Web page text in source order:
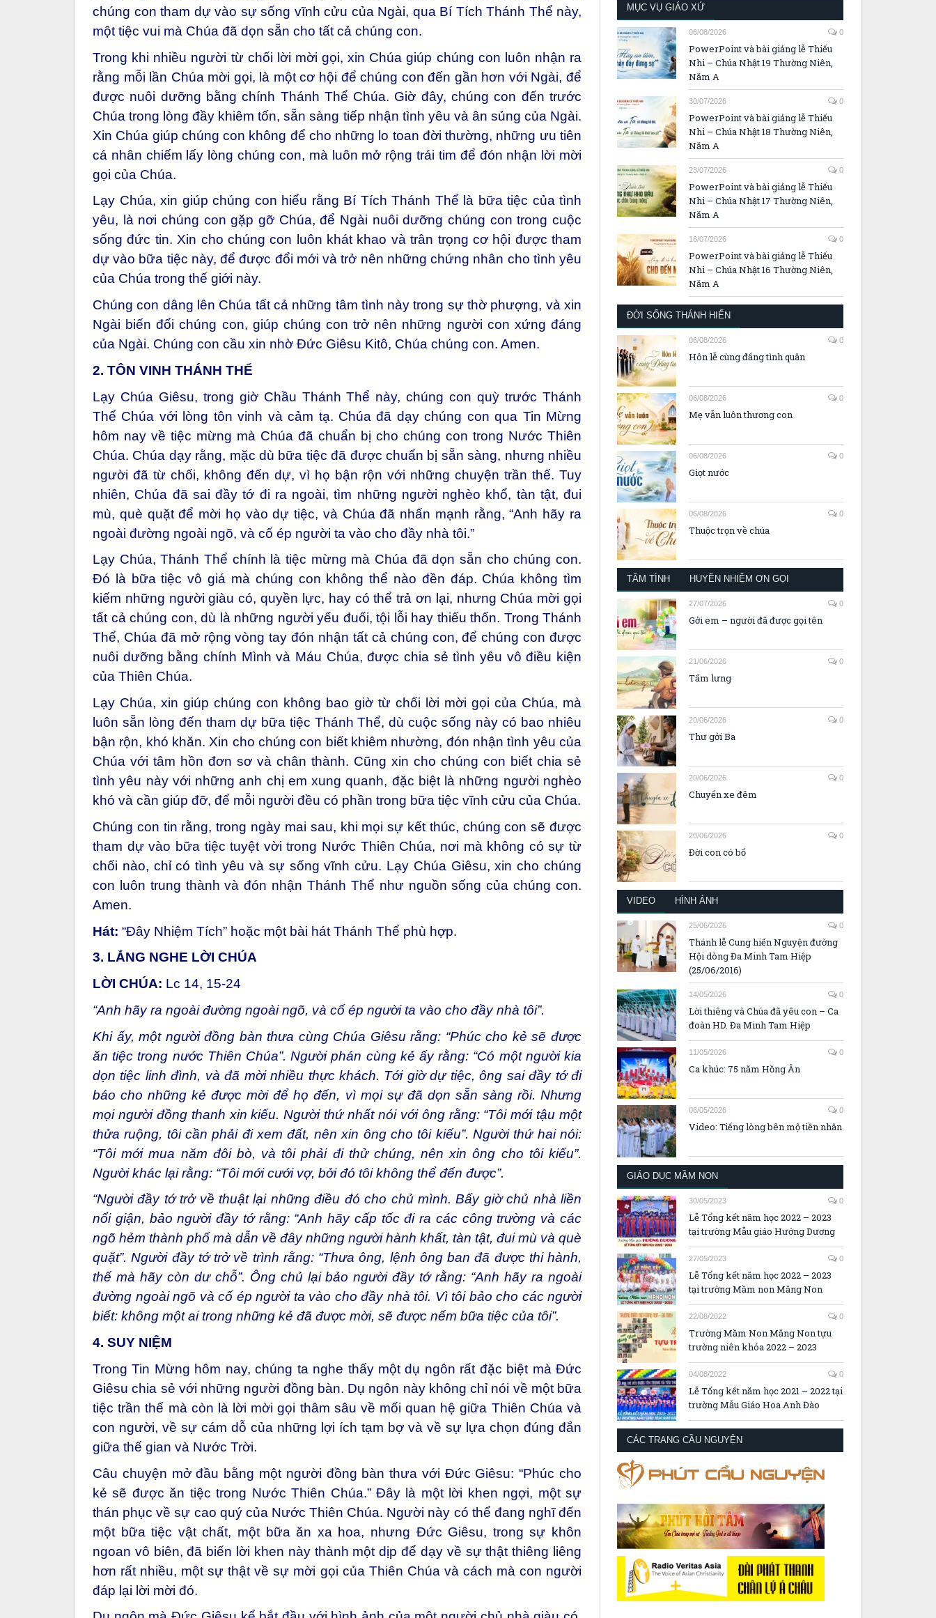
chúng con tham dự vào sự sống vĩnh cửu của Ngài, qua Bí Tích Thánh Thể này,
một tiệc vui mà Chúa đã dọn sẵn cho tất cả chúng con.
Trong khi nhiều người từ chối lời mời gọi, xin Chúa giúp chúng con luôn nhận ra
rằng mỗi lần Chúa mời gọi, là một cơ hội để chúng con đến gần hơn với Ngài, để
được nuôi dưỡng bằng chính Thánh Thể Chúa. Giờ đây, chúng con đến trước
Chúa trong lòng đầy khiêm tốn, sẵn sàng tiếp nhận tình yêu và ân sủng của Ngài.
Xin Chúa giúp chúng con không để cho những lo toan đời thường, những ưu tiên
cá nhân chiếm lấy lòng chúng con, mà luôn mở rộng trái tim để đón nhận lời mời
gọi của Chúa.
Lạy Chúa, xin giúp chúng con hiểu rằng Bí Tích Thánh Thể là bữa tiệc của tình
yêu, là nơi chúng con gặp gỡ Chúa, để Ngài nuôi dưỡng chúng con trong cuộc
sống đức tin. Xin cho chúng con luôn khát khao và trân trọng cơ hội được tham
dự vào bữa tiệc này, để được đổi mới và trở nên những chứng nhân cho tình yêu
của Chúa trong thế giới này.
Chúng con dâng lên Chúa tất cả những tâm tình này trong sự thờ phượng, và xin
Ngài biến đổi chúng con, giúp chúng con trở nên những người con xứng đáng
của Ngài. Chúng con cầu xin nhờ Đức Giêsu Kitô, Chúa chúng con. Amen.
2. TÔN VINH THÁNH THỂ
Lạy Chúa Giêsu, trong giờ Chầu Thánh Thể này, chúng con quỳ trước Thánh
Thể Chúa với lòng tôn vinh và cảm tạ. Chúa đã dạy chúng con qua Tin Mừng
hôm nay về tiệc mừng mà Chúa đã chuẩn bị cho chúng con trong Nước Thiên
Chúa. Chúa dạy rằng, mặc dù bữa tiệc đã được chuẩn bị sẵn sàng, nhưng nhiều
người đã từ chối, không đến dự, vì họ bận rộn với những chuyện trần thế. Tuy
nhiên, Chúa đã sai đầy tớ đi ra ngoài, tìm những người nghèo khổ, tàn tật, đui
mù, què quặt để mời họ vào dự tiệc, và Chúa đã nhấn mạnh rằng, “Anh hãy ra
ngoài đường ngoài ngõ, và cố ép người ta vào cho đầy nhà tôi.”
Lạy Chúa, Thánh Thể chính là tiệc mừng mà Chúa đã dọn sẵn cho chúng con.
Đó là bữa tiệc vô giá mà chúng con không thể nào đền đáp. Chúa không tìm
kiếm những người giàu có, quyền lực, hay có thể trả ơn lại, nhưng Chúa mời gọi
tất cả chúng con, dù là những người yếu đuối, tội lỗi hay thiếu thốn. Trong Thánh
Thể, Chúa đã mở rộng vòng tay đón nhận tất cả chúng con, để chúng con được
nuôi dưỡng bằng chính Mình và Máu Chúa, được chia sẻ tình yêu vô điều kiện
của Thiên Chúa.
Lạy Chúa, xin giúp chúng con không bao giờ từ chối lời mời gọi của Chúa, mà
luôn sẵn lòng đến tham dự bữa tiệc Thánh Thể, dù cuộc sống này có bao nhiêu
bận rộn, khó khăn. Xin cho chúng con biết khiêm nhường, đón nhận tình yêu của
Chúa với tâm hồn đơn sơ và chân thành. Cũng xin cho chúng con biết chia sẻ
tình yêu này với những anh chị em xung quanh, đặc biệt là những người nghèo
khó và cần giúp đỡ, để mỗi người đều có phần trong bữa tiệc vĩnh cửu của Chúa.
Chúng con tin rằng, trong ngày mai sau, khi mọi sự kết thúc, chúng con sẽ được
tham dự vào bữa tiệc tuyệt vời trong Nước Thiên Chúa, nơi mà không có sự từ
chối nào, chỉ có tình yêu và sự sống vĩnh cửu. Lạy Chúa Giêsu, xin cho chúng
con luôn trung thành và đón nhận Thánh Thể như nguồn sống của chúng con.
Amen.
Hát: “Đây Nhiệm Tích” hoặc một bài hát Thánh Thể phù hợp.
3. LẮNG NGHE LỜI CHÚA
LỜI CHÚA: Lc 14, 15-24
“Anh hãy ra ngoài đường ngoài ngõ, và cố ép người ta vào cho đầy nhà tôi”.
Khi ấy, một người đồng bàn thưa cùng Chúa Giêsu rằng: “Phúc cho kẻ sẽ được
ăn tiệc trong nước Thiên Chúa”. Người phán cùng kẻ ấy rằng: “Có một người kia
dọn tiệc linh đình, và đã mời nhiều thực khách. Tới giờ dự tiệc, ông sai đầy tớ đi
báo cho những kẻ được mời để họ đến, vì mọi sự đã dọn sẵn sàng rồi. Nhưng
mọi người đồng thanh xin kiếu. Người thứ nhất nói với ông rằng: “Tôi mới tậu một
thửa ruộng, tôi cần phải đi xem đất, nên xin ông cho tôi kiếu”. Người thứ hai nói:
“Tôi mới mua năm đôi bò, và tôi phải đi thử chúng, nên xin ông cho tôi kiếu”.
Người khác lại rằng: “Tôi mới cưới vợ, bởi đó tôi không thể đến được”.
“Người đầy tớ trở về thuật lại những điều đó cho chủ mình. Bấy giờ chủ nhà liền
nổi giận, bảo người đầy tớ rằng: “Anh hãy cấp tốc đi ra các công trường và các
ngõ hẻm thành phố mà dẫn về đây những người hành khất, tàn tật, đui mù và què
quặt”. Người đầy tớ trở về trình rằng: “Thưa ông, lệnh ông ban đã được thi hành,
thế mà hãy còn dư chỗ”. Ông chủ lại bảo người đầy tớ rằng: “Anh hãy ra ngoài
đường ngoài ngõ và cố ép người ta vào cho đầy nhà tôi. Vì tôi bảo cho các người
biết: không một ai trong những kẻ đã được mời, sẽ được nếm bữa tiệc của tôi”.
4. SUY NIỆM
Trong Tin Mừng hôm nay, chúng ta nghe thấy một dụ ngôn rất đặc biệt mà Đức
Giêsu chia sẻ với những người đồng bàn. Dụ ngôn này không chỉ nói về một bữa
tiệc trần thế mà còn là lời mời gọi thâm sâu về mối quan hệ giữa Thiên Chúa và
con người, về sự cám dỗ của những lợi ích tạm bợ và về sự lựa chọn đúng đắn
giữa thế gian và Nước Trời.
Câu chuyện mở đầu bằng một người đồng bàn thưa với Đức Giêsu: “Phúc cho
kẻ sẽ được ăn tiệc trong Nước Thiên Chúa.” Đây là một lời khen ngợi, một sự
thán phục về sự cao quý của Nước Thiên Chúa. Người này có thể đang nghĩ đến
một bữa tiệc vật chất, một bữa ăn xa hoa, nhưng Đức Giêsu, trong sự khôn
ngoan vô biên, đã biến lời khen này thành một dịp để dạy về sự thật thiêng liêng
hơn rất nhiều, một sự thật về sự mời gọi của Thiên Chúa và cách mà con người
đáp lại lời mời đó.
MỤC VỤ GIÁO XỨ
06/08/2026 0
PowerPoint và bài giảng lễ Thiếu
Nhi – Chúa Nhật 19 Thường Niên,
Năm A
30/07/2026 0
PowerPoint và bài giảng lễ Thiếu
Nhi – Chúa Nhật 18 Thường Niên,
Năm A
23/07/2026 0
PowerPoint và bài giảng lễ Thiếu
Nhi – Chúa Nhật 17 Thường Niên,
Năm A
16/07/2026 0
PowerPoint và bài giảng lễ Thiếu
Nhi – Chúa Nhật 16 Thường Niên,
Năm A
ĐỜI SỐNG THÁNH HIẾN
06/08/2026 0
Hôn lễ cùng đấng tình quân
06/08/2026 0
Mẹ vẫn luôn thương con
06/08/2026 0
Giọt nước
06/08/2026 0
Thuộc trọn về chúa
TÂM TÌNH HUYỀN NHIỆM ƠN GỌI
27/07/2026 0
Gởi em – người đã được gọi tên
21/06/2026 0
Tấm lưng
20/06/2026 0
Thư gởi Ba
20/06/2026 0
Chuyến xe đêm
20/06/2026 0
Đời con có bố
VIDEO HÌNH ẢNH
25/06/2026 0
Thánh lễ Cung hiến Nguyện đường
Hội dòng Đa Minh Tam Hiệp
(25/06/2016)
14/05/2026 0
Lời thiêng và Chúa đã yêu con – Ca
đoàn HD. Đa Minh Tam Hiệp
11/05/2026 0
Ca khúc: 75 năm Hồng Ân
06/05/2026 0
Video: Tiếng lòng bên mộ tiền nhân
GIÁO DỤC MẦM NON
30/05/2023 0
Lễ Tổng kết năm học 2022 – 2023
tại trường Mẫu giáo Hướng Dương
27/05/2023 0
Lễ Tổng kết năm học 2022 – 2023
tại trường Mầm non Măng Non
22/08/2022 0
Trường Mầm Non Măng Non tựu
trường niên khóa 2022 – 2023
04/08/2022 0
Lễ Tổng kết năm học 2021 – 2022 tại
trường Mẫu Giáo Hoa Anh Đào
CÁC TRANG CẦU NGUYỆN